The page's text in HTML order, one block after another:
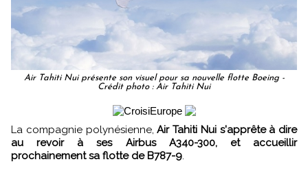
Air Tahiti Nui présente son visuel pour sa nouvelle flotte Boeing -
Crédit photo : Air Tahiti Nui
La compagnie polynésienne,Air Tahiti Nui s'apprête à dire
au revoir à ses Airbus A340-300, et accueillir
prochainement sa flotte de B787-9.